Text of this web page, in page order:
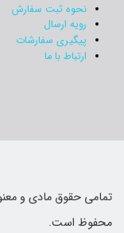
نحوه ثبت سفارش
رویه ارسال
پیگیری سفارشات
ارتباط با ما
است.